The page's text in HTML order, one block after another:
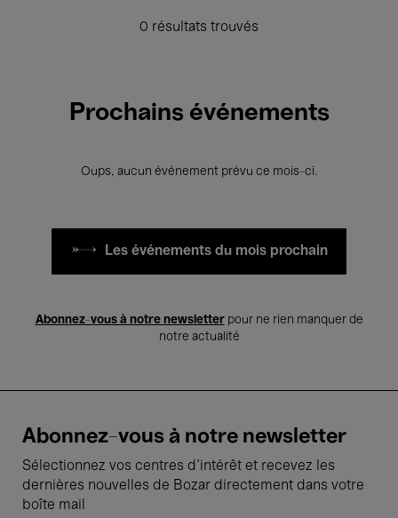
0 résultats trouvés
Prochains événements
Oups, aucun événement prévu ce mois-ci.
Les événements du mois prochain
Abonnez-vous à notre newsletterpour ne rien manquer de
notre actualité
Abonnez-vous à notre newsletter
Sélectionnez vos centres d'intérêt et recevez les
dernières nouvelles de Bozar directement dans votre
boîte mail